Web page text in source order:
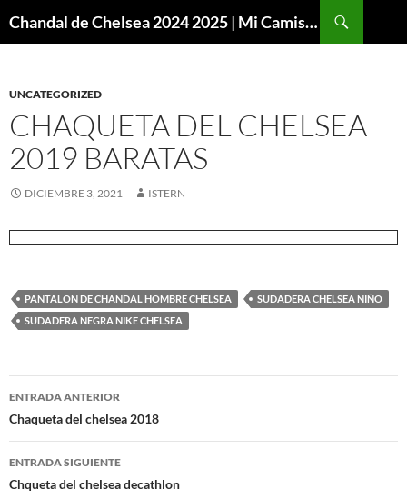
Chandal de Chelsea 2024 2025 | Mi Camiseta Futbol
UNCATEGORIZED
CHAQUETA DEL CHELSEA
2019 BARATAS
DICIEMBRE 3, 2021 ISTERN
PANTALON DE CHANDAL HOMBRE CHELSEA
SUDADERA CHELSEA NIÑO
SUDADERA NEGRA NIKE CHELSEA
Navegación
de
entradas
ENTRADA ANTERIOR
Chaqueta del chelsea 2018
ENTRADA SIGUIENTE
Chqueta del chelsea decathlon